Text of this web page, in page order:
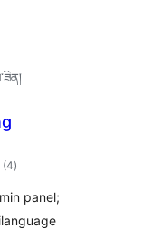
(4གདེང་
འཇོག་
ཚང་།
)
panel;